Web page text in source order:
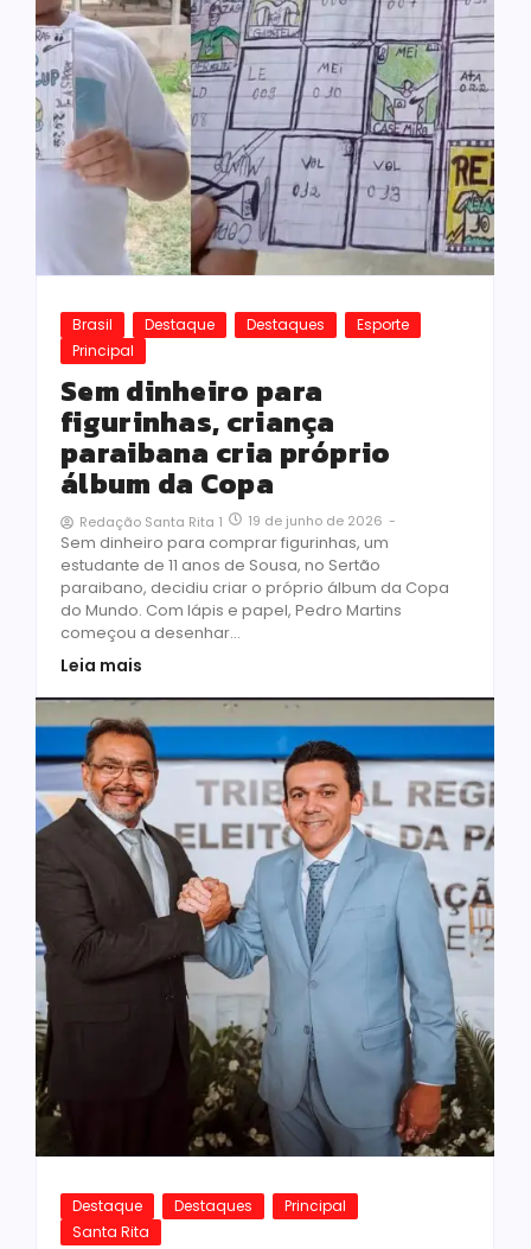
Brasil Destaque Destaques
Esporte
Principal
Sem dinheiro para
figurinhas, criança
paraibana cria próprio
álbum da Copa
Redação Santa Rita 1 19 de junho de 2026 -
Sem dinheiro para comprar figurinhas, um
estudante de 11 anos de Sousa, no Sertão
paraibano, decidiu criar o próprio álbum da Copa
do Mundo. Com lápis e papel, Pedro Martins
começou a desenhar...
Leia mais
Destaque Destaques
Principal
Santa Rita